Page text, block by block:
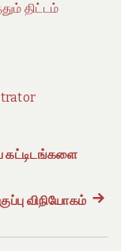
திட்டம்
கட்டிடங்களை
விநியோகம்Next